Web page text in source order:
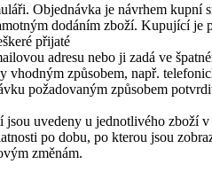
Objednávka je návrhem kupní
dodáním zboží. Kupující je
přijaté
adresu nebo ji zadá ve
způsobem, např.
požadovaným způsobem
uvedeny u jednotlivého zboží
po dobu, po kterou jsou
změnám.